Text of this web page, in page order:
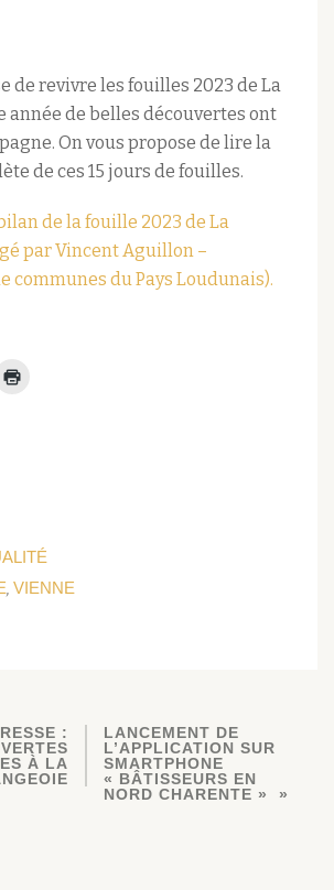
de revivre les fouilles 2023 de La
année de belles découvertes ont
On vous propose de lire la
de ces 15 jours de fouilles.
de la fouille 2023 de La
par Vincent Aguillon –
communes du Pays Loudunais).
, VIENNE
:
À LA
LANCEMENT DE
L’APPLICATION SUR
SMARTPHONE
« BÂTISSEURS EN
NORD CHARENTE »